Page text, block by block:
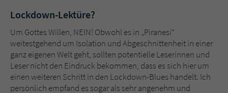
Lockdown-Lektüre?
Um Gottes Willen, NEIN! Obwohl es in „Piranesi“
weitestgehend um Isolation und Abgeschnittenheit in einer
ganz eigenen Welt geht, sollten potentielle Leserinnen und
Leser nicht den Eindruck bekommen, dass es sich hier um
einen weiteren Schritt in den Lockdown-Blues handelt. Ich
persönlich empfand es sogar als sehr angenehm und